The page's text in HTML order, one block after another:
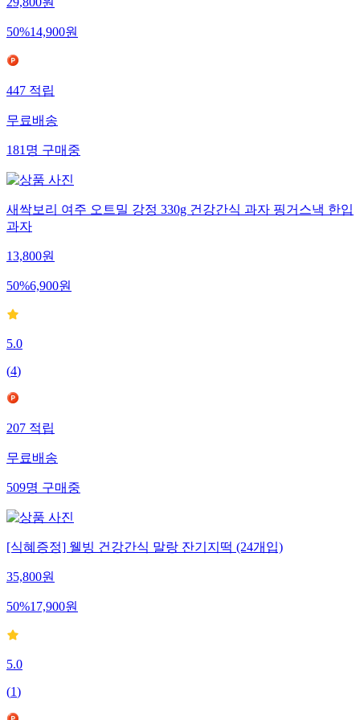
29,800원
50%14,900원
447적립
무료배송
181명구매중
새싹보리 여주 오트밀 강정 330g 건강간식 과자 핑거스낵 한입
과자
13,800원
50%6,900원
5.0
(4)
207적립
무료배송
509명구매중
[식혜증정] 웰빙 건강간식 말랑 잔기지떡 (24개입)
35,800원
50%17,900원
5.0
(1)